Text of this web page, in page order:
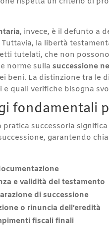
, invece, è il defunto a
la libertà
tutelati, che non
norme sullasuccessione
beni. La distinzione tra le
quali verifiche bisogna
fondamentali
successoria
garantendo
e validità del testamento
di successione
o rinuncia dell’eredità
fiscali finali